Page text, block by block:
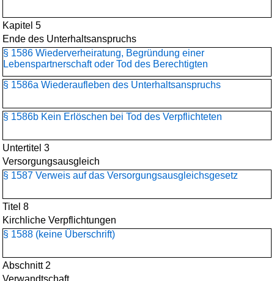
Kapitel 5
Ende des Unterhaltsanspruchs
§ 1586 Wiederverheiratung, Begründung einer
Lebenspartnerschaft oder Tod des Berechtigten
§ 1586a Wiederaufleben des Unterhaltsanspruchs
§ 1586b Kein Erlöschen bei Tod des Verpflichteten
Untertitel 3
Versorgungsausgleich
§ 1587 Verweis auf das Versorgungsausgleichsgesetz
Titel 8
Kirchliche Verpflichtungen
§ 1588 (keine Überschrift)
Abschnitt 2
Verwandtschaft